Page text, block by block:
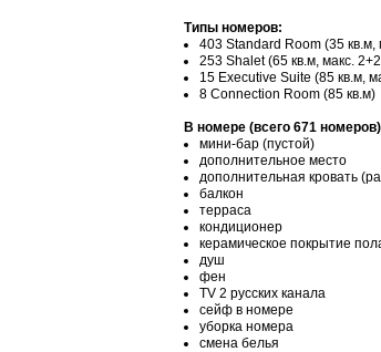
Типы номеров:
403 Standard Room (35 кв.м,
253 Shalet (65 кв.м, макс.
15 Executive Suite (85 кв.м,
8 Connection Room (85 кв.м)
В номере (всего 671
мини-бар (пустой)
дополнительное место
дополнительная кровать
балкон
терраса
кондиционер
керамическое покрытие
душ
фен
TV 2 русских канала
сейф в номере
уборка номера
смена белья